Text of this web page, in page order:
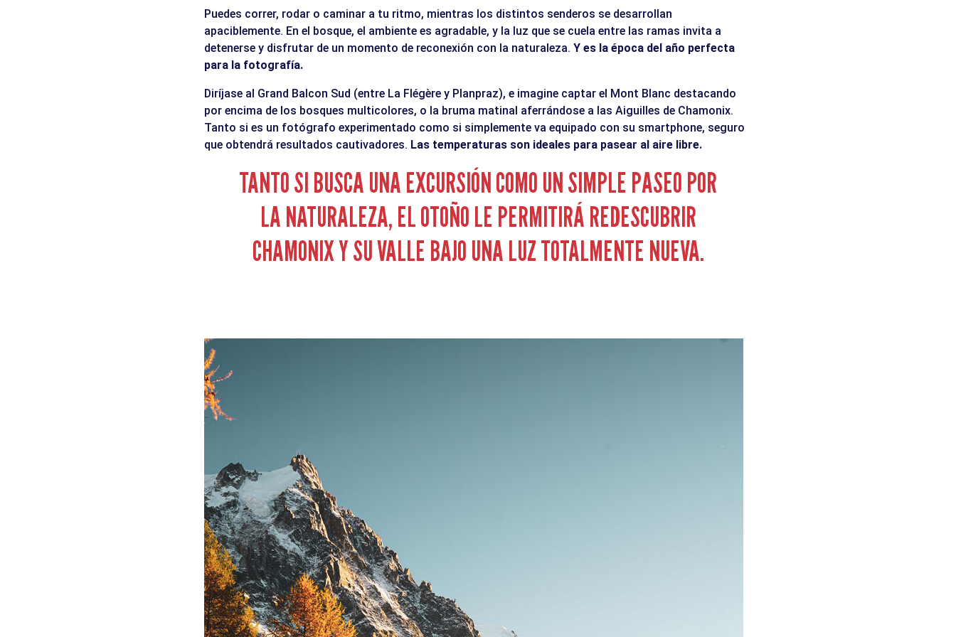
Puedes correr, rodar o caminar a tu ritmo, mientras los distintos senderos se desarrollan
apaciblemente. En el bosque, el ambiente es agradable, y la luz que se cuela entre las ramas invita a
detenerse y disfrutar de un momento de reconexión con la naturaleza. Y es la época del año perfecta
para la fotografía.
Diríjase al Grand Balcon Sud (entre La Flégère y Planpraz), e imagine captar el Mont Blanc destacando
por encima de los bosques multicolores, o la bruma matinal aferrándose a las Aiguilles de Chamonix.
Tanto si es un fotógrafo experimentado como si simplemente va equipado con su smartphone, seguro
que obtendrá resultados cautivadores. Las temperaturas son ideales para pasear al aire libre.
TANTO SI BUSCA UNA EXCURSIÓN COMO UN SIMPLE PASEO POR
LA NATURALEZA, EL OTOÑO LE PERMITIRÁ REDESCUBRIR
CHAMONIX Y SU VALLE BAJO UNA LUZ TOTALMENTE NUEVA.